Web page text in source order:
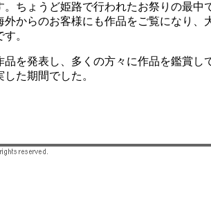
ちょうど姫路で行われたお祭りの最中
からのお客様にも作品をご覧になり、
。
を発表し、多くの方々に作品を鑑賞し
た期間でした。